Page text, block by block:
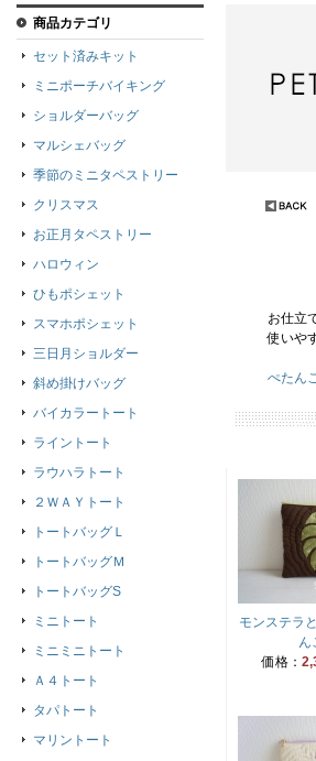
お仕立
使いや
ぺたん
モンステラ
ん
価格：
商品カテゴリ
セット済みキット
ミニポーチバイキング
ショルダーバッグ
マルシェバッグ
季節のミニタペストリー
クリスマス
お正月タペストリー
ハロウィン
ひもポシェット
スマホポシェット
三日月ショルダー
斜め掛けバッグ
バイカラートート
ライントート
ラウハラトート
２ＷＡＹトート
トートバッグＬ
トートバッグＭ
トートバッグS
ミニトート
ミニミニトート
Ａ４トート
タパトート
マリントート